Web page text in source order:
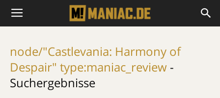
node/"Castlevania: Harmony of
Despair" type:maniac_review -
Suchergebnisse